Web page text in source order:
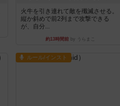
火牛を引き連れて敵を殲滅させる。
縦か斜めで前2列まで攻撃できる
が、自分...
約13時間前 by うらまこ
ルール/インスト